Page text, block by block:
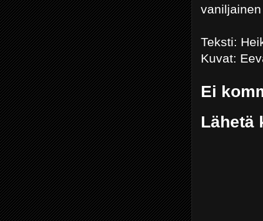
Teksti:
Kuvat:
Ei
Lähetä